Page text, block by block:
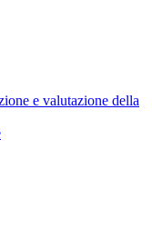
e valutazione della